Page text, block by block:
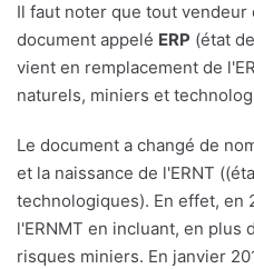
Il faut noter que tout
document appelé ERP (état
vient en remplacement de
naturels, miniers et
Le document a changé de
et la naissance de l'ERNT
technologiques). En effet, en
l'ERNMT en incluant, en plus
risques miniers. En janvier